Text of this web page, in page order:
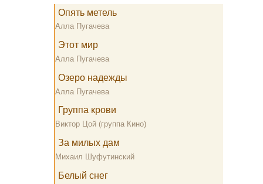
Опять метель
Алла Пугачева
Этот мир
Алла Пугачева
Озеро надежды
Алла Пугачева
Группа крови
Виктор Цой (группа Кино)
За милых дам
Михаил Шуфутинский
Белый снег